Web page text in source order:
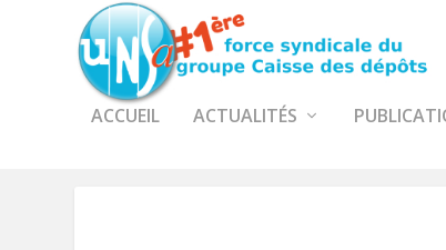
ACCUEIL ACTUALITÉS